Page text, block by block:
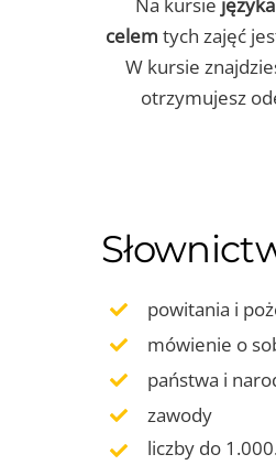
Na kursie
celem tych zajęć
W kursie
otrzymujesz
powitania i
mówienie o
państwa i
zawody
liczby do